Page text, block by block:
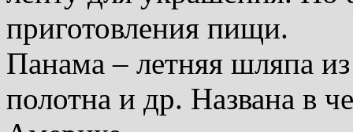
приготовления пищи.
Панама – летняя шляпа
полотна и др. Названа в